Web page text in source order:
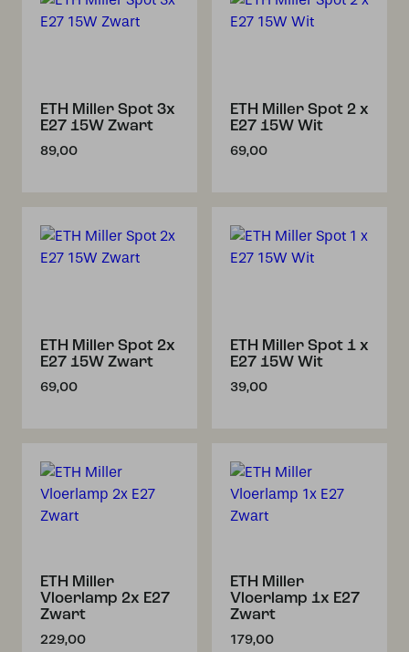
ETH Miller Spot 3x
E27 15W Zwart
89,00
ETH Miller Spot 2 x
E27 15W Wit
69,00
ETH Miller Spot 2x
E27 15W Zwart
69,00
ETH Miller Spot 1 x
E27 15W Wit
39,00
ETH Miller
Vloerlamp 2x E27
Zwart
229,00
ETH Miller
Vloerlamp 1x E27
Zwart
179,00